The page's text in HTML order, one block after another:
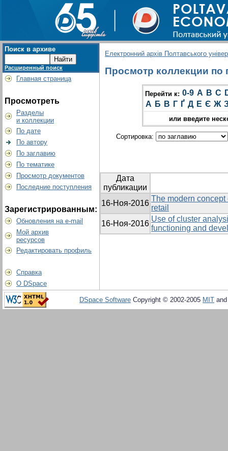
Поиск в архиве
Расширенный поиск
Главная страница
Просмотреть
Разделы
и коллекции
По дате
По автору
По заглавию
По тематике
Просмотр документов
Последние поступления
Зарегистрированным:
Обновления на e-mail
Мой архив
ресурсов
Редактировать профиль
Справка
О DSpace
Електронний архів Полтавського
Просмотр коллекции по
Перейти к: 0-9 A B C
А Б В Г Ґ Д Е Є Ж
или введите
Сортировка:
Дата
публикации
16-Ноя-2016
The modern
retail
16-Ноя-2016
Use of cluster
functioning and
DSpace Software Copyright © 2002-2005 MIT